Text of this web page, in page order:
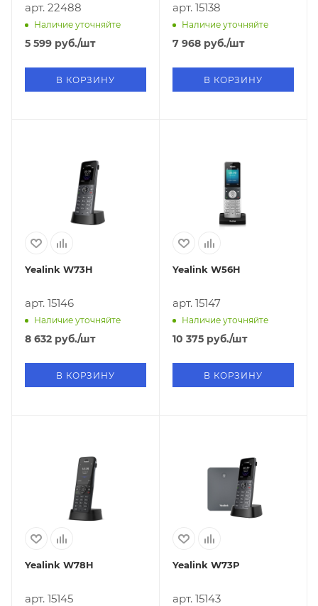
арт. 22488
Наличие уточняйте
5 599 руб./шт
В КОРЗИНУ
арт. 15138
Наличие уточняйте
7 968 руб./шт
В КОРЗИНУ
Yealink W73H
арт. 15146
Наличие уточняйте
8 632 руб./шт
В КОРЗИНУ
Yealink W56H
арт. 15147
Наличие уточняйте
10 375 руб./шт
В КОРЗИНУ
Yealink W78H
арт. 15145
Yealink W73P
арт. 15143